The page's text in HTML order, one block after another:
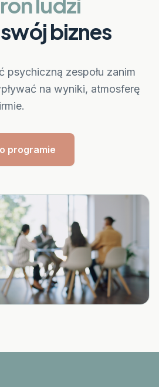
biznes
psychiczną zespołu zanim
na wyniki, atmosferę
programie